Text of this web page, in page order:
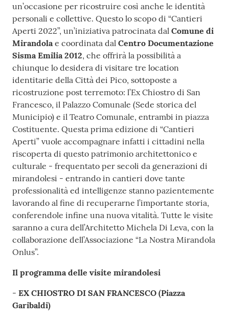
un’occasione per ricostruire così anche le identità
personali e collettive. Questo lo scopo di “Cantieri
Aperti 2022”, un’iniziativa patrocinata dal Comune di
Mirandolae coordinata dal Centro Documentazione
Sisma Emilia 2012, che offrirà la possibilità a
chiunque lo desidera di visitare tre location
identitarie della Città dei Pico, sottoposte a
ricostruzione post terremoto: l’Ex Chiostro di San
Francesco, il Palazzo Comunale (Sede storica del
Municipio) e il Teatro Comunale, entrambi in piazza
Costituente. Questa prima edizione di “Cantieri
Aperti” vuole accompagnare infatti i cittadini nella
riscoperta di questo patrimonio architettonico e
culturale - frequentato per secoli da generazioni di
mirandolesi - entrando in cantieri dove tante
professionalità ed intelligenze stanno pazientemente
lavorando al fine di recuperarne l’importante storia,
conferendole infine una nuova vitalità. Tutte le visite
saranno a cura dell’Architetto Michela Di Leva, con la
collaborazione dell’Associazione “La Nostra Mirandola
Onlus”.
Il programma delle visite mirandolesi
- EX CHIOSTRO DI SAN FRANCESCO (Piazza
Garibaldi)